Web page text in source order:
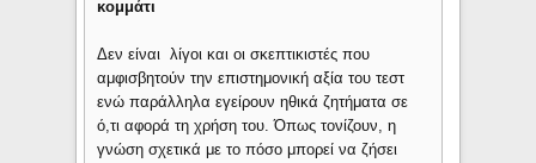
κομμάτι
Δεν είναι λίγοι και οι σκεπτικιστές που
αμφισβητούν την επιστημονική αξία του τεστ
ενώ παράλληλα εγείρουν ηθικά ζητήματα σε
ό,τι αφορά τη χρήση του. Όπως τονίζουν, η
γνώση σχετικά με το πόσο μπορεί να ζήσει